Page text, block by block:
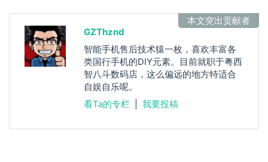
本文突出贡献者
GZThznd
智能手机售后技术猿一枚，喜欢丰富各
类国行手机的DIY元素。目前就职于粤西
智八斗数码店，这么偏远的地方特适合
自娱自乐呢。
看Ta的专栏
我要投稿